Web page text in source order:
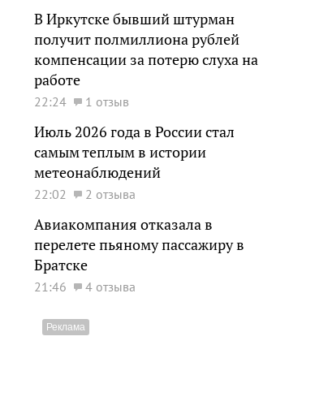
В Иркутске бывший штурман
получит полмиллиона рублей
компенсации за потерю слуха на
работе
22:24 1 отзыв
Июль 2026 года в России стал
самым теплым в истории
метеонаблюдений
22:02 2 отзыва
Авиакомпания отказала в
перелете пьяному пассажиру в
Братске
21:46 4 отзыва